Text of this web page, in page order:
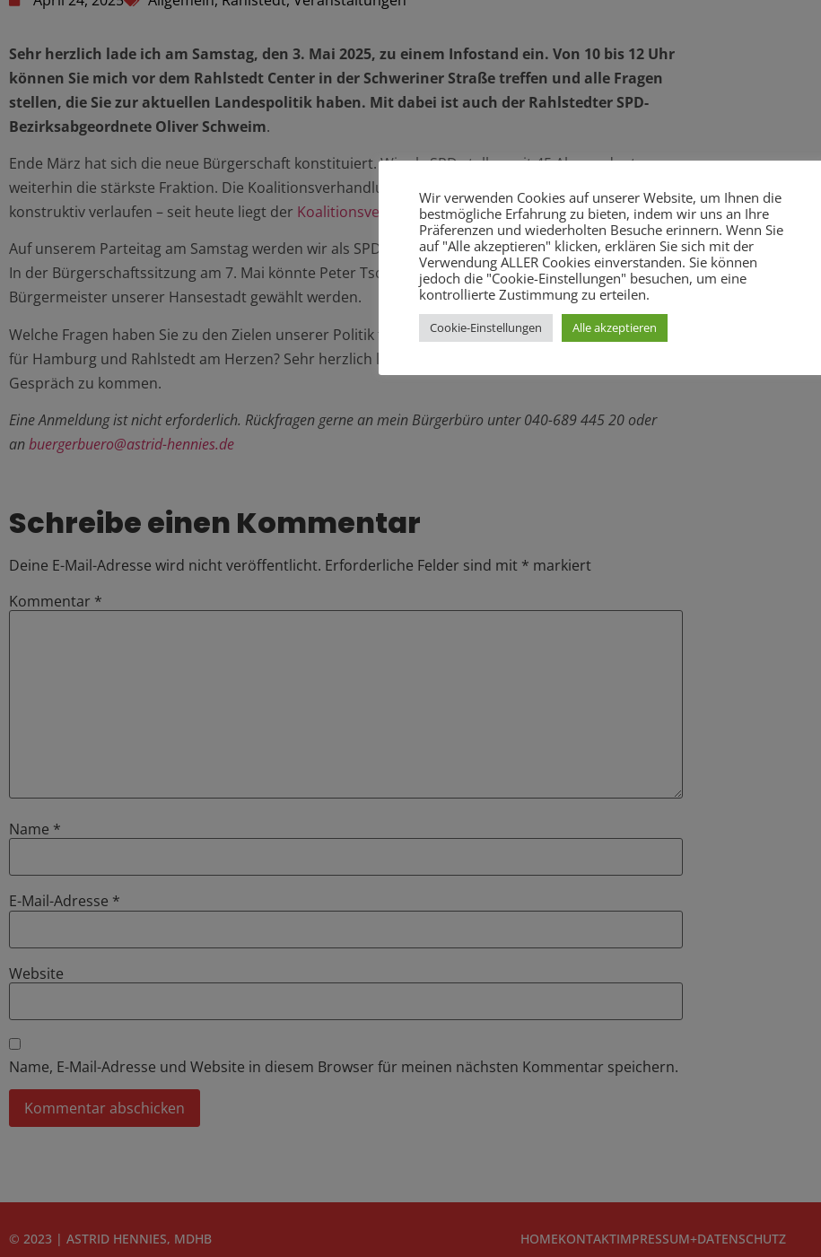
Sehr herzlich lade ich am Samstag, den 3. Mai 2025, zu einem Infostand ein. Von 10 bis 12 Uhr
können Sie mich vor dem Rahlstedt Center in der Schweriner Straße treffen und alle Fragen
stellen, die Sie zur aktuellen Landespolitik haben. Mit dabei ist auch der Rahlstedter SPD-
Bezirksabgeordnete Oliver Schweim.
Ende März hat sich die neue Bürgerschaft konstituiert. Wir als SPD stellen mit 45 Abgeordneten
weiterhin die stärkste Fraktion. Die Koalitionsverhandlungen mit den Grünen sind planmäßig und
konstruktiv verlaufen – seit heute liegt der Koalitionsvertrag
vor.
Auf unserem Parteitag am Samstag werden wir als SPD nun über den Koalitionsvertrag abstimmen.
In der Bürgerschaftssitzung am 7. Mai könnte Peter Tschentscher dann wieder zum Ersten
Bürgermeister unserer Hansestadt gewählt werden.
Welche Fragen haben Sie zu den Zielen unserer Politik für die nächsten fünf Jahre? Was liegt Ihnen
für Hamburg und Rahlstedt am Herzen? Sehr herzlich lade ich Sie ein, am Infostand dazu ins
Gespräch zu kommen.
Eine Anmeldung ist nicht erforderlich. Rückfragen gerne an mein Bürgerbüro unter 040-689 445 20 oder
anbuergerbuero@astrid-hennies.de
Schreibe einen Kommentar
Deine E-Mail-Adresse wird nicht veröffentlicht. Erforderliche Felder sind mit * markiert
Kommentar *
Name *
E-Mail-Adresse *
Website
Name, E-Mail-Adresse und Website in diesem Browser für meinen nächsten Kommentar speichern.
© 2023 | ASTRID HENNIES, MDHB HOMEKONTAKTIMPRESSUM+DATENSCHUTZ
Wir verwenden Cookies auf unserer Website, um Ihnen die
bestmögliche Erfahrung zu bieten, indem wir uns an Ihre
Präferenzen und wiederholten Besuche erinnern. Wenn Sie
auf "Alle akzeptieren" klicken, erklären Sie sich mit der
Verwendung ALLER Cookies einverstanden. Sie können
jedoch die "Cookie-Einstellungen" besuchen, um eine
kontrollierte Zustimmung zu erteilen.
Cookie-Einstellungen Alle akzeptieren